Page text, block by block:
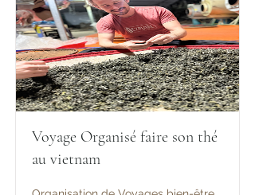
Voyage Organisé faire son thé
au vietnam